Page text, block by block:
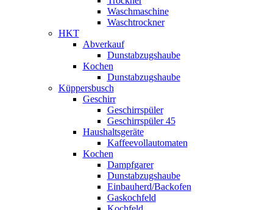
Waschmaschine
Waschtrockner
HKT
Abverkauf
Dunstabzugshaube
Kochen
Dunstabzugshaube
Küppersbusch
Geschirr
Geschirrspüler
Geschirrspüler 45
Haushaltsgeräte
Kaffeevollautomaten
Kochen
Dampfgarer
Dunstabzugshaube
Einbauherd/Backofen
Gaskochfeld